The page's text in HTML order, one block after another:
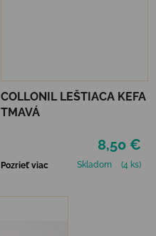
COLLONIL LEŠTIACA KEFA
TMAVÁ
8,50 €
Pozrieť viac Skladom (4 ks)